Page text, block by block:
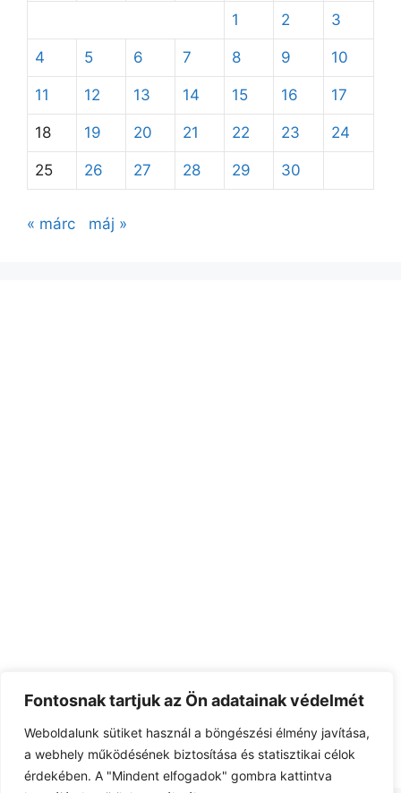
Fontosnak tartjuk az Ön adatainak védelmét
Weboldalunk sütiket használ a böngészési élmény javítása,
a webhely működésének biztosítása és statisztikai célok
érdekében. A "Mindent elfogadok" gombra kattintva
1 2 3
4 5 6 7 8 9 10
11 12 13 14 15 16 17
18 19 20 21 22 23 24
25 26 27 28 29 30
« márc máj »